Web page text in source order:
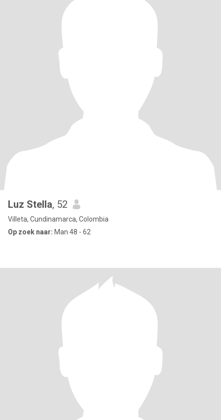
Luz Stella, 52
Villeta, Cundinamarca, Colombia
Op zoek naar: Man 48 - 62